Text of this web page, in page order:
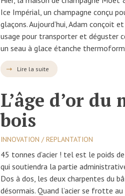
Ice Impérial, un champagne conçu
glaçons. Aujourd’hui, Adam conçoit
usage pour transporter et déguster
un seau à glace étanche
Lire la suite
L’âge d’or
bois
INNOVATION / REPLANTATION
45 tonnes d’acier ! tel est le poids
qui soutiendra la partie
Dos à dos, les deux charpentes du
désormais. Quand l’acier se frotte au